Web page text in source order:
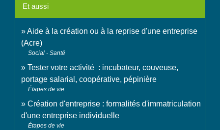
Et aussi
Aide à la création ou à la reprise d'une entreprise
(Acre)
Social - Santé
Tester votre activité : incubateur, couveuse,
portage salarial, coopérative, pépinière
Étapes de vie
Création d'entreprise : formalités d'immatriculation
d'une entreprise individuelle
Étapes de vie